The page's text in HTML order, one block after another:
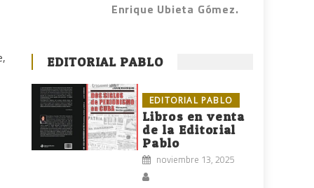
Enrique Ubieta Gómez.
EDITORIAL PABLO
EDITORIAL PABLO
Libros en venta
de la Editorial
Pablo
noviembre 13, 2025